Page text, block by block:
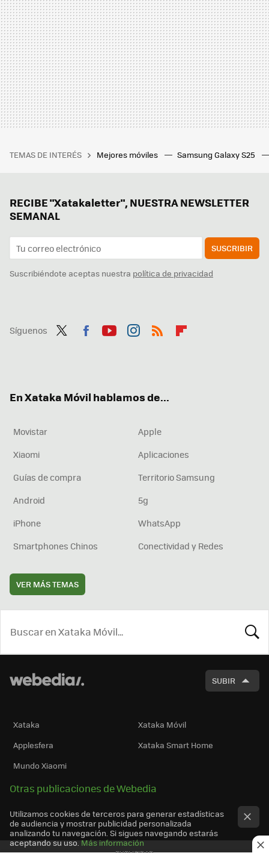
TEMAS DE INTERÉS Mejores móviles Samsung Galaxy S25
RECIBE "Xatakaletter", NUESTRA NEWSLETTER
SEMANAL
SUSCRIBIR
Suscribiéndote aceptas nuestra política de privacidad
Síguenos
En Xataka Móvil hablamos de...
Movistar
Apple
Xiaomi
Aplicaciones
Guías de compra
Territorio Samsung
Android
5g
iPhone
WhatsApp
Smartphones Chinos
Conectividad y Redes
VER MÁS TEMAS
SUBIR
Xataka
Xataka Móvil
Applesfera
Xataka Smart Home
Mundo Xiaomi
Otras publicaciones de Webedia
Utilizamos cookies de terceros para generar estadísticas
de audiencia y mostrar publicidad personalizada
analizando tu navegación. Si sigues navegando estarás
aceptando su uso. Más información